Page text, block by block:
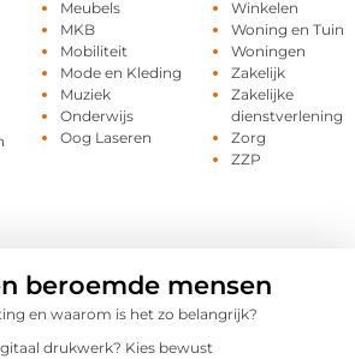
Meubels
MKB
Mobiliteit
Mode en Kleding
Muziek
Onderwijs
Oog Laseren
Winkelen
Woning en Tuin
Woningen
Zakelijk
Zakelijke
dienstverlening
Zorg
ZZP
beroemde mensen
en waarom is het zo belangrijk?
drukwerk? Kies bewust